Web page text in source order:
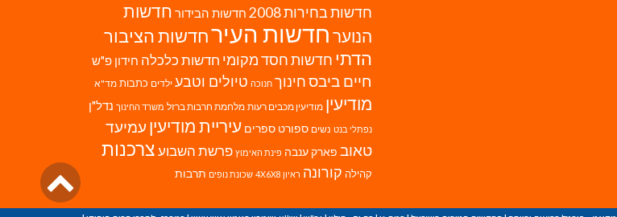
חדשות בחירות 2008 חדשות הבידור חדשות
הנוערחדשות העירחדשות הציבור
הדתי חדשות חסד מקומי חדשות כלכלה חידון פ"ש
חיים ביבסחינוך חנוכה טיולים וטבע ילדים כתבות מד"א
מודיעין מודיעין מכבים רעות מלחמת חרבות ברזל משרד החינוך נדל"ן
נפתלי בנט נשים ספורט ספרים עיריית מודיעין עמיעד
טאוב פארק ענבה פינת האימוץ פרשת השבועצרכנות
קהילה קורונה ראיון 4X6X8 שכונת נופים תרבות